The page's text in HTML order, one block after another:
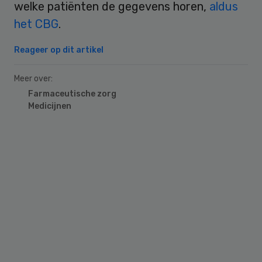
welke patiënten de gegevens horen, aldus
het CBG.
Reageer op dit artikel
Meer over:
Farmaceutische zorg
Medicijnen